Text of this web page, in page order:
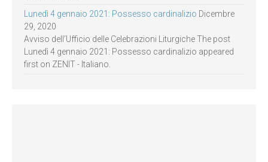
Lunedì 4 gennaio 2021: Possesso cardinalizio Dicembre
29, 2020
Avviso dell’Ufficio delle Celebrazioni Liturgiche The post
Lunedì 4 gennaio 2021: Possesso cardinalizio appeared
first on ZENIT - Italiano.